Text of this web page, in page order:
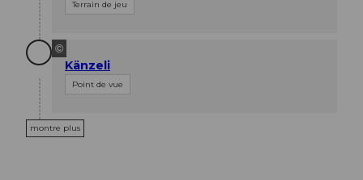
Terrain de jeu
©
Känzeli
Point de vue
montre plus